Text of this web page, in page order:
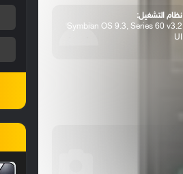
نظام التشغيل:
Symbian OS 9.3, Series 60 v3.2
UI